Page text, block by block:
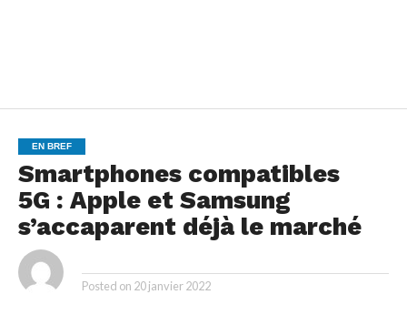
EN BREF
Smartphones compatibles
5G : Apple et Samsung
s’accaparent déjà le marché
Posted on 20 janvier 2022